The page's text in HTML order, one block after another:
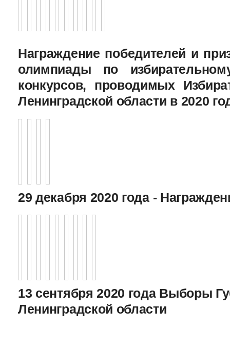
Награждение победителей и
олимпиады по
конкурсов, проводимых
Ленинградской области в 2020
29 декабря 2020 года -
13 сентября 2020 года Выборы
Ленинградской области